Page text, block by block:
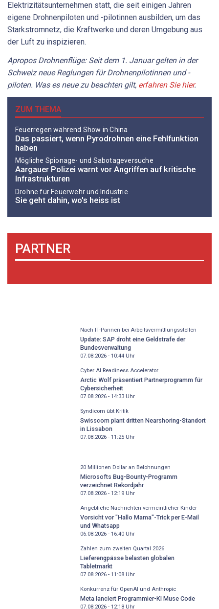
Elektrizitätsunternehmen statt, die seit einigen Jahren
eigene Drohnenpiloten und -pilotinnen ausbilden, um das
Starkstromnetz, die Kraftwerke und deren Umgebung aus
der Luft zu inspizieren.
Apropos Drohnenflüge: Seit dem 1. Januar gelten in der
Schweiz neue Reglungen für Drohnenpilotinnen und -
piloten. Was es neue zu beachten gilt, erfahren Sie hier.
ZUM THEMA
Feuerregen während Show in China
Das passiert, wenn Pyrodrohnen eine Fehlfunktion
haben
Mögliche Spionage- und Sabotageversuche
Aargauer Polizei warnt vor Angriffen auf kritische
Infrastrukturen
Drohne für Feuerwehr und Industrie
Sie geht dahin, wo's heiss ist
PARTNER
Nach IT-Pannen bei Arbeitsvermittlungsstellen
Update: SAP droht eine Geldstrafe der
Bundesverwaltung
07.08.2026 - 10:44Uhr
Cyber AI Readiness Accelerator
Arctic Wolf präsentiert Partnerprogramm für
Cybersicherheit
07.08.2026 - 14:33Uhr
Syndicom übt Kritik
Swisscom plant dritten Nearshoring-Standort
in Lissabon
07.08.2026 - 11:25Uhr
20 Millionen Dollar an Belohnungen
Microsofts Bug-Bounty-Programm
verzeichnet Rekordjahr
07.08.2026 - 12:19Uhr
Angebliche Nachrichten vermeintlicher Kinder
Vorsicht vor "Hallo Mama"-Trick per E-Mail
und Whatsapp
06.08.2026 - 16:40Uhr
Zahlen zum zweiten Quartal 2026
Lieferengpässe belasten globalen
Tabletmarkt
07.08.2026 - 11:08Uhr
Konkurrenz für OpenAI und Anthropic
Meta lanciert Programmier-KI Muse Code
07.08.2026 - 12:18Uhr